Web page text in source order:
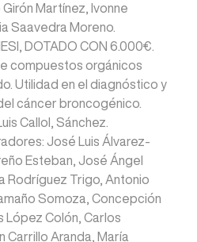
Martínez, Ivonne
Saavedra Moreno.
DOTADO CON 6.000€.
compuestos orgánicos
Utilidad en el diagnóstico y
cáncer broncogénico.
Callol, Sánchez.
José Luis Álvarez-
Esteban, José Ángel
Rodríguez Trigo, Antonio
Somoza, Concepción
López Colón, Carlos
Carrillo Aranda, María